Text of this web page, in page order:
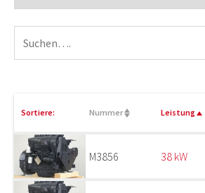
Sortiere: Nummer Leistung
M3856 38 kW